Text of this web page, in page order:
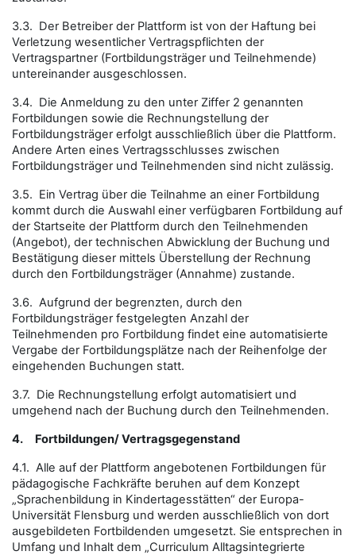
3.3. Der Betreiber der Plattform ist von der Haftung bei
Verletzung wesentlicher Vertragspflichten der
Vertragspartner (Fortbildungsträger und Teilnehmende)
untereinander ausgeschlossen.
3.4. Die Anmeldung zu den unter Ziffer 2 genannten
Fortbildungen sowie die Rechnungstellung der
Fortbildungsträger erfolgt ausschließlich über die Plattform.
Andere Arten eines Vertragsschlusses zwischen
Fortbildungsträger und Teilnehmenden sind nicht zulässig.
3.5. Ein Vertrag über die Teilnahme an einer Fortbildung
kommt durch die Auswahl einer verfügbaren Fortbildung auf
der Startseite der Plattform durch den Teilnehmenden
(Angebot), der technischen Abwicklung der Buchung und
Bestätigung dieser mittels Überstellung der Rechnung
durch den Fortbildungsträger (Annahme) zustande.
3.6. Aufgrund der begrenzten, durch den
Fortbildungsträger festgelegten Anzahl der
Teilnehmenden pro Fortbildung findet eine automatisierte
Vergabe der Fortbildungsplätze nach der Reihenfolge der
eingehenden Buchungen statt.
3.7. Die Rechnungstellung erfolgt automatisiert und
umgehend nach der Buchung durch den Teilnehmenden.
4. Fortbildungen/ Vertragsgegenstand
4.1. Alle auf der Plattform angebotenen Fortbildungen für
pädagogische Fachkräfte beruhen auf dem Konzept
„Sprachenbildung in Kindertagesstätten“ der Europa-
Universität Flensburg und werden ausschließlich von dort
ausgebildeten Fortbildenden umgesetzt. Sie entsprechen in
Umfang und Inhalt dem „Curriculum Alltagsintegrierte